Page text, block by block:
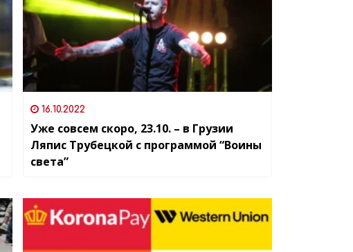
16.10.2022
Уже совсем скоро, 23.10. – в Грузии
Ляпис Трубецкой с программой “Воины
света”